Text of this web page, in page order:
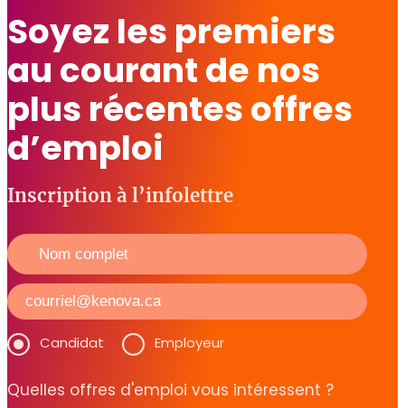
Soyez les premiers
au courant de nos
plus récentes offres
d’emploi
Inscription à l’infolettre
Candidat Employeur
Quelles offres d'emploi vous intéressent ?